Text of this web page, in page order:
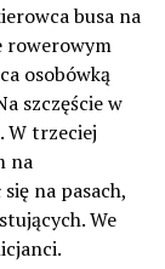
busa na
rowerowym
osobówką
szczęście w
W trzeciej
na
na pasach,
We